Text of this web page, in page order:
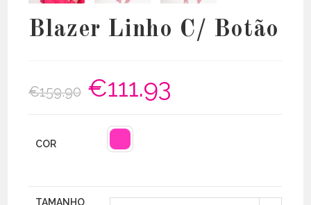
Blazer Linho C/ Botão
€159.90
O
preço
original
€111.93
COR
TAMANHO